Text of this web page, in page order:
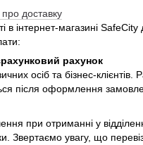
доставку
в інтернет-магазині SafeCity
рахунок
осіб та бізнес-клієнтів.
після оформлення
при отриманні у
Звертаємо увагу, що